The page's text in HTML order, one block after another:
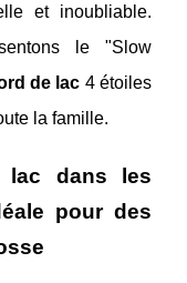
et inoubliable.
le "Slow
de lac 4 étoiles
la famille.
lac dans les
pour des